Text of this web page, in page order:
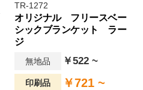
TR-1272
オリジナル フリースベー
シックブランケット ラー
ジ
無地品 ￥522 ~
印刷品 ￥721 ~